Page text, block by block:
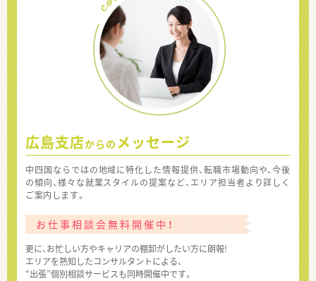
広島支店からの メッセージ
中四国ならではの地域に特化した情報提供、転職市場動向や、今後
の傾向、様々な就業スタイルの提案など、エリア担当者より詳しく
ご案内します。
お仕事相談会無料開催中！
更に、お忙しい方やキャリアの棚卸がしたい方に朗報!
エリアを熟知したコンサルタントによる、
“出張”個別相談サービスも同時開催中です。